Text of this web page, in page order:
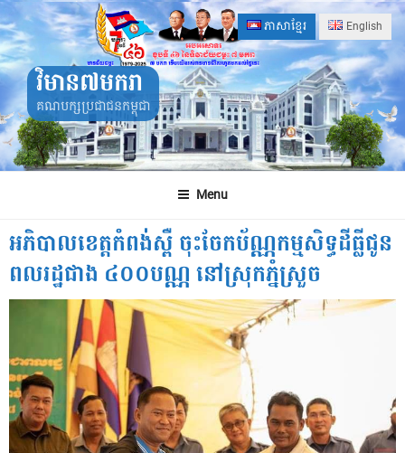
Skip
to
content
ភាសាខ្មែរ English
វិមាន៧មករា
គណបក្សប្រជាជនកម្ពុជា
Menu
អភិបាលខេត្តកំពង់ស្ពឺ ចុះចែកប័ណ្ណកម្មសិទ្ធដីធ្លីជូន
ពលរដ្ឋជាង ៤០០បណ្ណ នៅស្រុកភ្នំស្រួច